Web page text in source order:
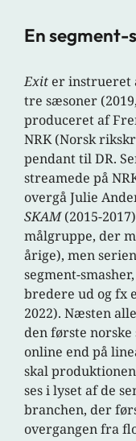
En segment-
Exit er instrueret
tre sæsoner
produceret af
NRK (Norsk
pendant til DR.
streamede på
overgå Julie
SKAM(2015-
målgruppe, der
årige), men
segment-
bredere ud og fx
2022). Næsten
den første
online end på
skal
ses i lyset af de
branchen, der
overgangen fra